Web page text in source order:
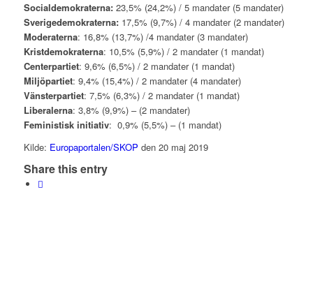
Socialdemokraterna: 23,5% (24,2%) / 5 mandater (5 mandater)
Sverigedemokraterna: 17,5% (9,7%) / 4 mandater (2 mandater)
Moderaterna: 16,8% (13,7%) /4 mandater (3 mandater)
Kristdemokraterna: 10,5% (5,9%) / 2 mandater (1 mandat)
Centerpartiet: 9,6% (6,5%) / 2 mandater (1 mandat)
Miljöpartiet: 9,4% (15,4%) / 2 mandater (4 mandater)
Vänsterpartiet: 7,5% (6,3%) / 2 mandater (1 mandat)
Liberalerna: 3,8% (9,9%) – (2 mandater)
Feministisk initiativ: 0,9% (5,5%) – (1 mandat)
Kilde: Europaportalen/SKOP den 20 maj 2019
Share this entry